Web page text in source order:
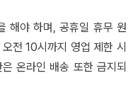
해야 하며, 공휴일 휴무 원
전 10시까지 영업 제한 시
온라인 배송 또한 금지되